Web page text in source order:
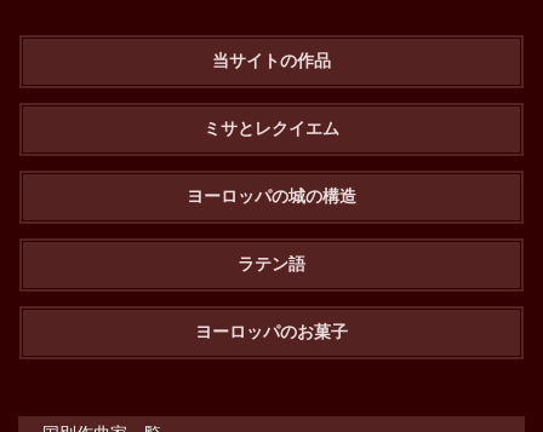
当サイトの作品
ミサとレクイエム
ヨーロッパの城の構造
ラテン語
ヨーロッパのお菓子